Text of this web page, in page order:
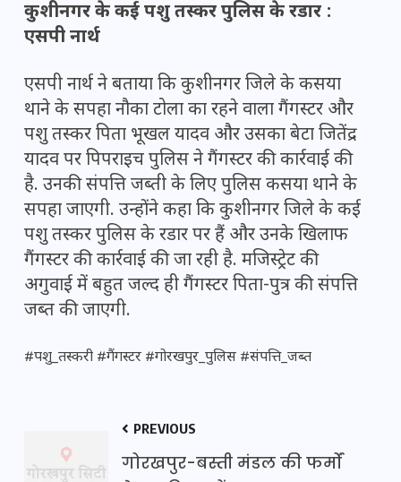
कुशीनगर के कई पशु तस्कर पुलिस के रडार :
एसपी नार्थ
एसपी नार्थ ने बताया कि कुशीनगर जिले के कसया
थाने के सपहा नौका टोला का रहने वाला गैंगस्टर और
पशु तस्कर पिता भूखल यादव और उसका बेटा जितेंद्र
यादव पर पिपराइच पुलिस ने गैंगस्टर की कार्रवाई की
है. उनकी संपत्ति जब्ती के लिए पुलिस कसया थाने के
सपहा जाएगी. उन्होंने कहा कि कुशीनगर जिले के कई
पशु तस्कर पुलिस के रडार पर हैं और उनके खिलाफ
गैंगस्टर की कार्रवाई की जा रही है. मजिस्ट्रेट की
अगुवाई में बहुत जल्द ही गैंगस्टर पिता-पुत्र की संपत्ति
जब्त की जाएगी.
#पशु_तस्करी #गैंगस्टर #गोरखपुर_पुलिस #संपत्ति_जब्त
PREVIOUS
गोरखपुर-बस्ती मंडल की फर्मों